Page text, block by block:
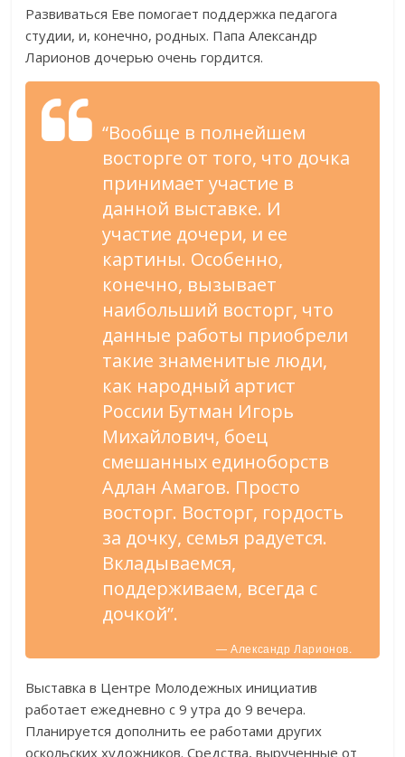
Развиваться Еве помогает поддержка педагога
студии, и, конечно, родных. Папа Александр
Ларионов дочерью очень гордится.
“Вообще в полнейшем
восторге от того, что дочка
принимает участие в
данной выставке. И
участие дочери, и ее
картины. Особенно,
конечно, вызывает
наибольший восторг, что
данные работы приобрели
такие знаменитые люди,
как народный артист
России Бутман Игорь
Михайлович, боец
смешанных единоборств
Адлан Амагов. Просто
восторг. Восторг, гордость
за дочку, семья радуется.
Вкладываемся,
поддерживаем, всегда с
дочкой”.
— Александр Ларионов.
Выставка в Центре Молодежных инициатив
работает ежедневно с 9 утра до 9 вечера.
Планируется дополнить ее работами других
оскольских художников. Средства, вырученные от